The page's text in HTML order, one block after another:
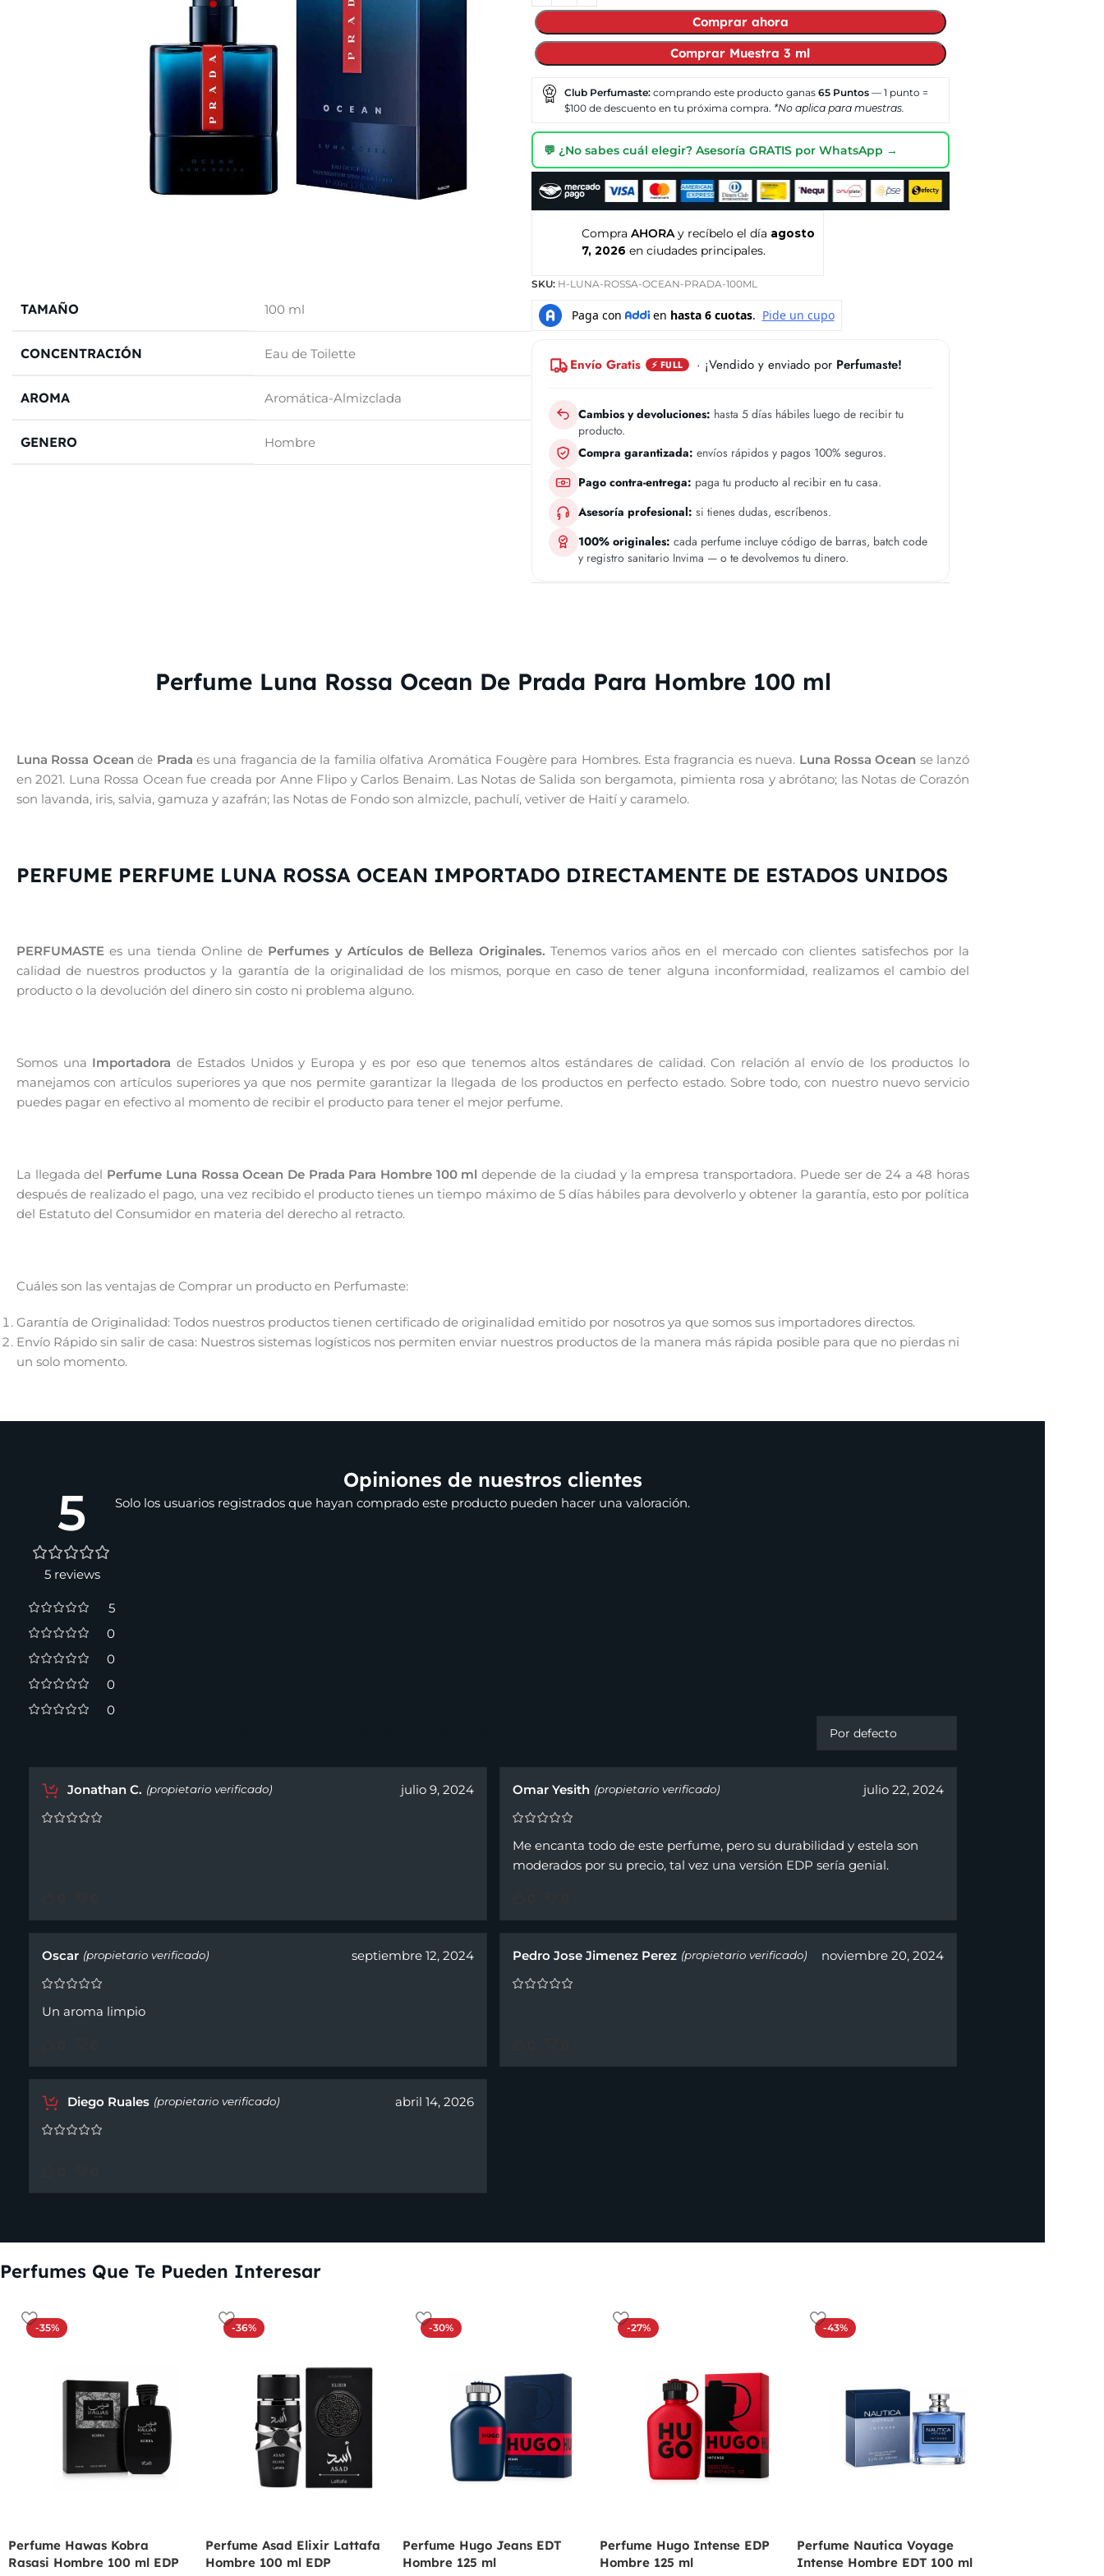
TAMAÑO 100 ml
CONCENTRACIÓN Eau de Toilette
AROMA Aromática-Almizclada
GENERO Hombre
Comprar ahora
Comprar Muestra 3 ml
Club Perfumaste:comprando este producto ganas 65Puntos— 1 punto =
$100 de descuento en tu próxima compra. *No aplica para muestras.
💬 ¿No sabes cuál elegir? Asesoría GRATIS por WhatsApp →
Compra AHORAy recíbelo el día agosto
7, 2026 en ciudades principales.
SKU: H-LUNA-ROSSA-OCEAN-PRADA-100ML
Envío Gratis ⚡ FULL · ¡Vendido y enviado por Perfumaste!
Cambios y devoluciones: hasta 5 días hábiles luego de recibir tu
producto.
Compra garantizada: envíos rápidos y pagos 100% seguros.
Pago contra-entrega: paga tu producto al recibir en tu casa.
Asesoría profesional: si tienes dudas, escríbenos.
100% originales: cada perfume incluye código de barras, batch code
y registro sanitario Invima — o te devolvemos tu dinero.
Perfume Luna Rossa Ocean De Prada Para Hombre 100 ml
Luna Rossa Oceande Prada es una fragancia de la familia olfativa Aromática Fougère para Hombres. Esta fragrancia es nueva. Luna Rossa Ocean se lanzó
en 2021. Luna Rossa Ocean fue creada por Anne Flipo y Carlos Benaim. Las Notas de Salida son bergamota, pimienta rosa y abrótano; las Notas de Corazón
son lavanda, iris, salvia, gamuza y azafrán; las Notas de Fondo son almizcle, pachulí, vetiver de Haití y caramelo.
PERFUME PERFUME LUNA ROSSA OCEAN IMPORTADO DIRECTAMENTE DE ESTADOS UNIDOS
PERFUMASTE es una tienda Online de Perfumes y Artículos de Belleza Originales. Tenemos varios años en el mercado con clientes satisfechos por la
calidad de nuestros productos y la garantía de la originalidad de los mismos, porque en caso de tener alguna inconformidad, realizamos el cambio del
producto o la devolución del dinero sin costo ni problema alguno.
Somos una Importadora de Estados Unidos y Europa y es por eso que tenemos altos estándares de calidad. Con relación al envío de los productos lo
manejamos con artículos superiores ya que nos permite garantizar la llegada de los productos en perfecto estado. Sobre todo, con nuestro nuevo servicio
puedes pagar en efectivo al momento de recibir el producto para tener el mejor perfume.
La llegada del Perfume Luna Rossa Ocean De Prada Para Hombre 100 mldepende de la ciudad y la empresa transportadora. Puede ser de 24 a 48 horas
después de realizado el pago, una vez recibido el producto tienes un tiempo máximo de 5 días hábiles para devolverlo y obtener la garantía, esto por política
del Estatuto del Consumidor en materia del derecho al retracto.
Cuáles son las ventajas de Comprar un producto en Perfumaste:
Garantía de Originalidad: Todos nuestros productos tienen certificado de originalidad emitido por nosotros ya que somos sus importadores directos.
Envío Rápido sin salir de casa: Nuestros sistemas logísticos nos permiten enviar nuestros productos de la manera más rápida posible para que no pierdas ni
un solo momento.
Opiniones de nuestros clientes
5
5 reviews
5
0
0
0
0
Jonathan C. (propietario verificado) julio 9, 2024 Omar Yesith (propietario verificado) julio 22, 2024
Me encanta todo de este perfume, pero su durabilidad y estela son
moderados por su precio, tal vez una versión EDP sería genial.
Oscar (propietario verificado) septiembre 12, 2024
Un aroma limpio
Pedro Jose Jimenez Perez (propietario verificado) noviembre 20, 2024
Diego Ruales (propietario verificado) abril 14, 2026
Solo los usuarios registrados que hayan comprado este producto pueden hacer una valoración.
Perfumes Que Te Pueden Interesar
-35%
Perfume Hawas Kobra
Rasasi Hombre 100 ml EDP
-36%
Perfume Asad Elixir Lattafa
Hombre 100 ml EDP
-30%
Perfume Hugo Jeans EDT
Hombre 125 ml
-27%
Perfume Hugo Intense EDP
Hombre 125 ml
-43%
Perfume Nautica Voyage
Intense Hombre EDT 100 ml